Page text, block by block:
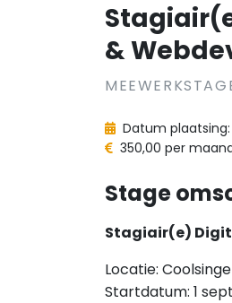
&
Datum
350,00 per
Stage
Stagiair(e)
Locatie:
Startdatum: 1